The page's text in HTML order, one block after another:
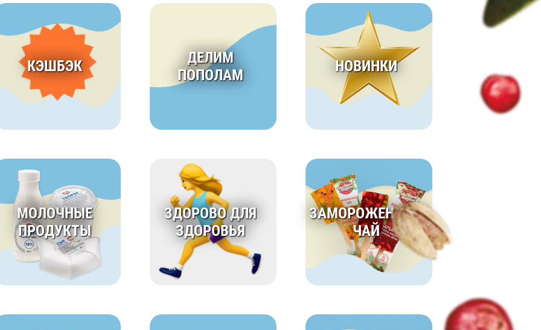
КЭШБЭК
ДЕЛИМ
ПОПОЛАМ
НОВИНКИ
МОЛОЧНЫЕ
ПРОДУКТЫ
ЗДОРОВО ДЛЯ
ЗДОРОВЬЯ
ЗАМОРОЖЕННЫЙ
ЧАЙ